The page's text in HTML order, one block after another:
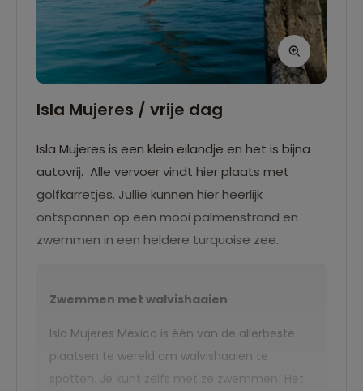
Isla Mujeres / vrije dag
Isla Mujeres is een klein eilandje en het is bijna
autovrij. Alle vervoer vindt hier plaats met
golfkarretjes. Jullie kunnen hier heerlijk
ontspannen op een mooi palmenstrand en
zwemmen in een heldere turquoise zee.
Zwemmen met walvishaaien
Isla Mujeres Mexico is één van de allerbeste
plaatsen te wereld om walvishaaien te
spotten. Je kunt zelfs met ze zwemmen! Het